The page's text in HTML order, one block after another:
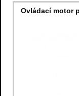
Ovládací motor